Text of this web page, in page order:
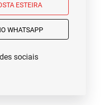
ESTEIRA
WHATSAPP
sociais